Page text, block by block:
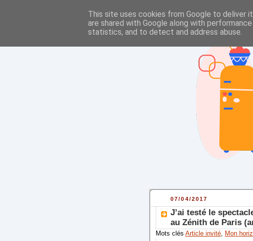
07/04/2017
J’ai testé le
au Zénith de Paris
Mots clés Article invité Mon
This site uses cookies from Google to deliver
are shared with Google along with
statistics, and to detect and address abuse.